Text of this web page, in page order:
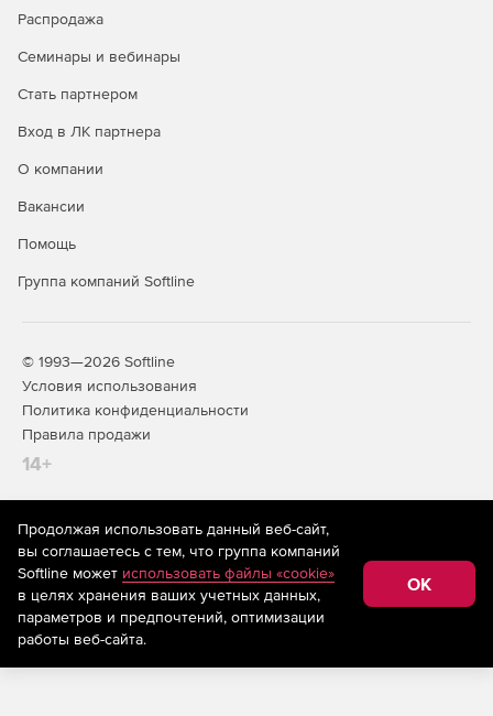
Распродажа
Семинары и вебинары
Стать партнером
Вход в ЛК партнера
О компании
Вакансии
Помощь
Группа компаний Softline
© 1993—2026 Softline
Условия использования
Политика конфиденциальности
Правила продажи
14+
На информационном ресурсе store.softline.ru применяются
рекомендательные технологии(информационные технологии
предоставления информации на основе сбора,
систематизации и анализа сведений, относящихся к
предпочтениям пользователей сети «Интернет»,
находящихся на территории Российской Федерации)
Продолжая использовать данный веб-сайт,
вы соглашаетесь с тем, что группа компаний
Softline может использовать файлы «cookie»
в целях хранения ваших учетных данных,
параметров и предпочтений, оптимизации
работы веб-сайта.
OK